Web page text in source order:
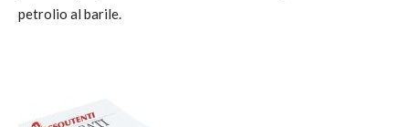
petrolio al barile.